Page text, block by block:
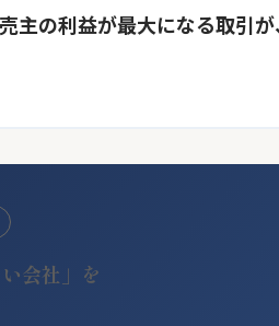
売主の利益が最大になる取引
会社」を